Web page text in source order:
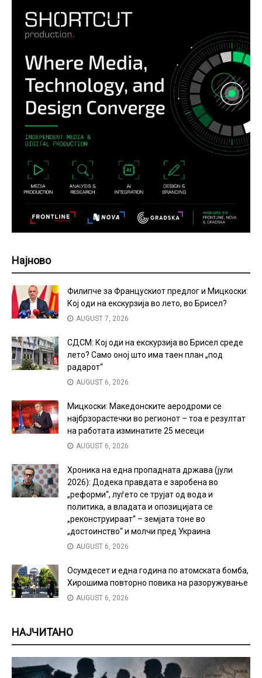
Најново
Филипче за Францускиот предлог и Мицкоски:
Кој оди на екскурзија во лето, во Брисел?
AUGUST 7, 2026
СДСМ: Кој оди на екскурзија во Брисел среде
лето? Само оној што има таен план „под
радарот“
AUGUST 6, 2026
Мицкоски: Македонските аеродроми се
најбрзорастечки во регионот – тоа е резултат
на работата изминатите 25 месеци
AUGUST 6, 2026
Хроника на една пропадната држава (јули
2026): Додека правдата е заробена во
„реформи“, луѓето се трујат од вода и
политика, а владата и опозицијата се
„реконструираат“ – земјата тоне во
„достоинство“ и молчи пред Украина
AUGUST 6, 2026
Осумдесет и една година по атомската бомба,
Хирошима повторно повика на разоружување
AUGUST 6, 2026
НАЈЧИТАНО